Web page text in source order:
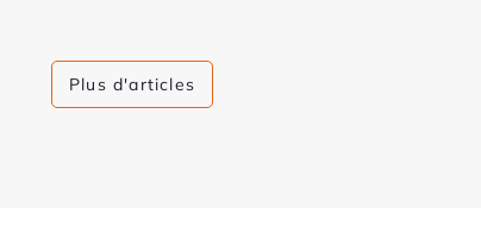
Plus d'articles